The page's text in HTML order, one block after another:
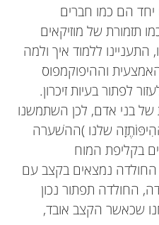
יחד הם כמו חברים
תזמורת של מוזיקאים
התעניינו ללמוד איך ולמה
וההיפוקמפוס
לפתור בעיות זיכרון.
של בני אדם, לכן השתמשנו
שלנו )ההשׁערה
בקליפת המוח
נמצאים בקצב עם
החולדה תפתור נכון
שכאשר הקצב אובד,